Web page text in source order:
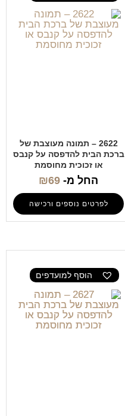
2622 – תמונה מעוצבת של
ברכת הבית להדפסה על קנבס
או זכוכית מחוסמת
החל מ- ₪69
לפרטים נוספים ורכישה
הוסף למועדפים